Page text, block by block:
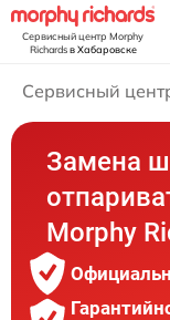
Сервисный центр Morphy
Richardsв Хабаровске
Сервисный
Замена
Morphy